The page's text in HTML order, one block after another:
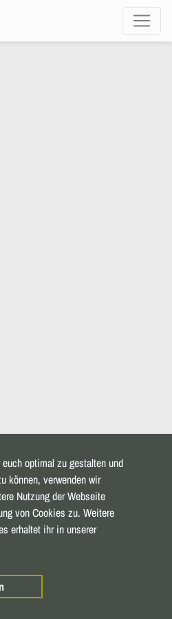
optimal zu gestalten und
können, verwenden wir
Nutzung der Webseite
von Cookies zu. Weitere
erhaltet ihr in unserer